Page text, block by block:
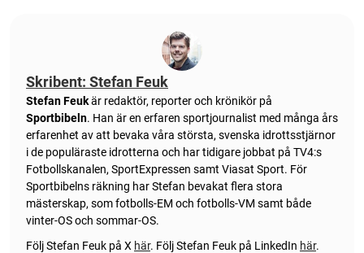
Skribent: Stefan Feuk
Stefan Feukär redaktör, reporter och krönikör på
Sportbibeln. Han är en erfaren sportjournalist med många års
erfarenhet av att bevaka våra största, svenska idrottsstjärnor
i de populäraste idrotterna och har tidigare jobbat på TV4:s
Fotbollskanalen, SportExpressen samt Viasat Sport. För
Sportbibelns räkning har Stefan bevakat flera stora
mästerskap, som fotbolls-EM och fotbolls-VM samt både
vinter-OS och sommar-OS.
Följ Stefan Feuk på X här. Följ Stefan Feuk på LinkedIn här.